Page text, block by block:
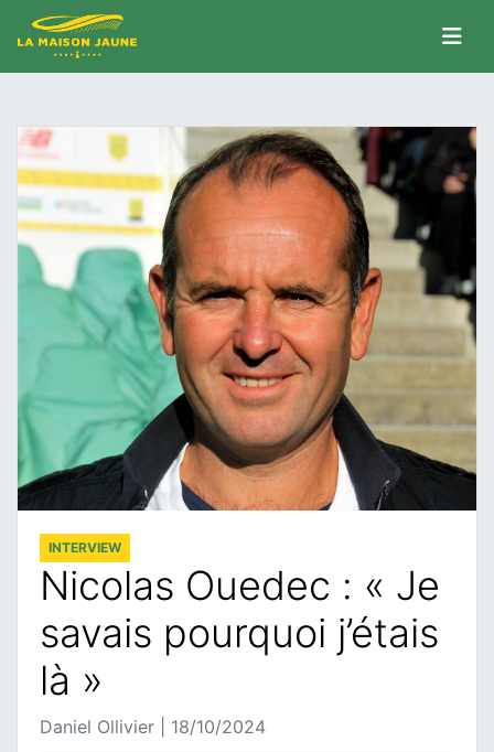
INTERVIEW
Nicolas Ouedec : « Je
savais pourquoi j’étais
là »
Daniel Ollivier | 18/10/2024